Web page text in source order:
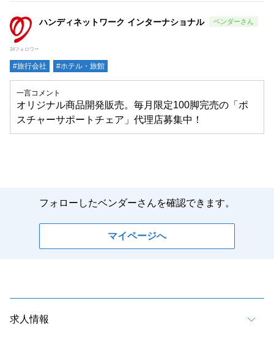
ハンディネットワーク インターナショナル
24フォロワー
#旅行会社 #ホテル・旅館
一言コメント
オリジナル商品開発販売。毎月限定100脚完売の「ポ
スチャーサポートチェア」代理店募集中！
フォローしたベンダーさんを確認できます。
マイページへ
求人情報